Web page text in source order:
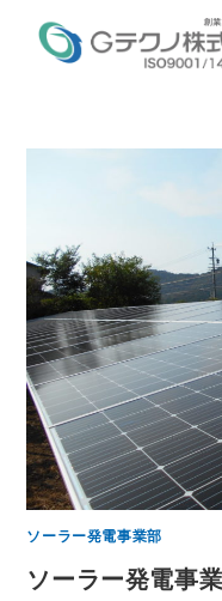
ソーラー発電事業部
ソーラー発電事